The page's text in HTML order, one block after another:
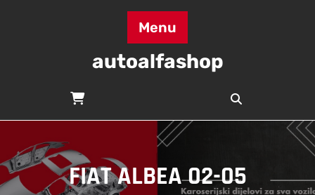
Menu
autoalfashop
FIAT ALBEA 02-05